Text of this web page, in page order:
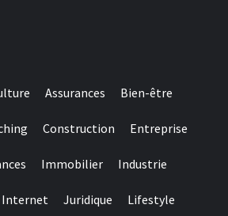
Assurances Bien-être
Construction Entreprise
Immobilier Industrie
Internet Juridique Lifestyle